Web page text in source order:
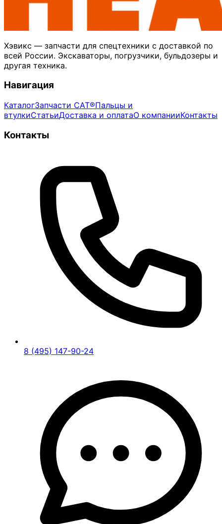
Хэвикс — запчасти для спецтехники с доставкой по
всей России. Экскаваторы, погрузчики, бульдозеры и
другая техника.
Навигация
КаталогЗапчасти CAT®Пальцы и
втулкиСтатьиДоставка и оплатаО компанииКонтакты
Контакты
8 (495) 147-90-24